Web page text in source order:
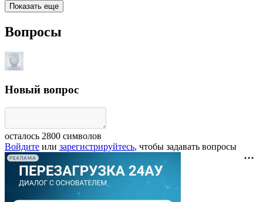
Показать еще
Вопросы
Новый вопрос
осталось 2800 символов
Войдите или зарегистрируйтесь, чтобы задавать вопросы
РЕКЛАМА